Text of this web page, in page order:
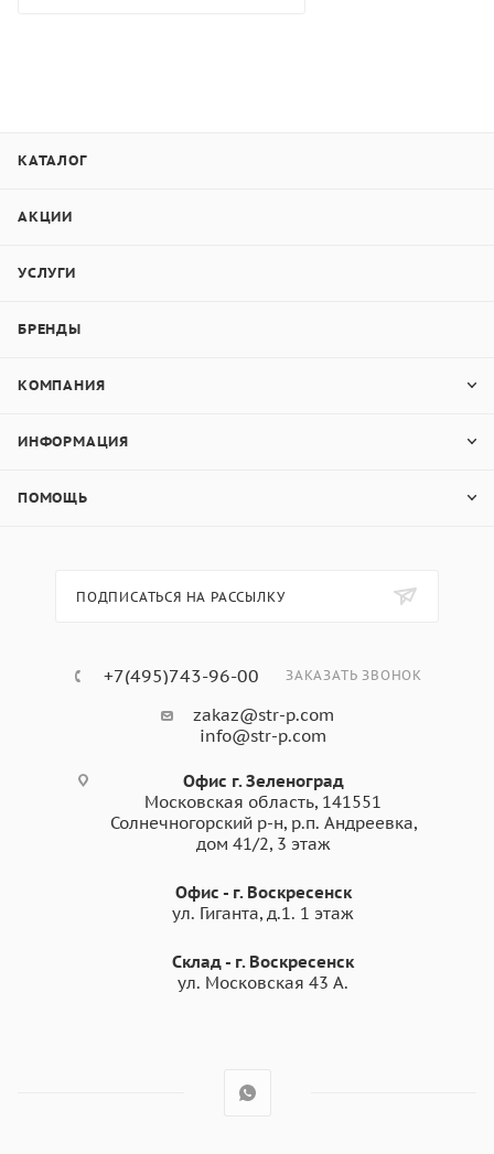
КАТАЛОГ
АКЦИИ
УСЛУГИ
БРЕНДЫ
КОМПАНИЯ
ИНФОРМАЦИЯ
ПОМОЩЬ
ПОДПИСАТЬСЯ НА РАССЫЛКУ
+7(495)743-96-00 ЗАКАЗАТЬ ЗВОНОК
zakaz@str-p.com
info@str-p.com
Офис г. Зеленоград
Московская область, 141551
Солнечногорский р-н, р.п. Андреевка,
дом 41/2, 3 этаж
Офис - г. Воскресенск
ул. Гиганта, д.1. 1 этаж
Склад - г. Воскресенск
ул. Московская 43 А.